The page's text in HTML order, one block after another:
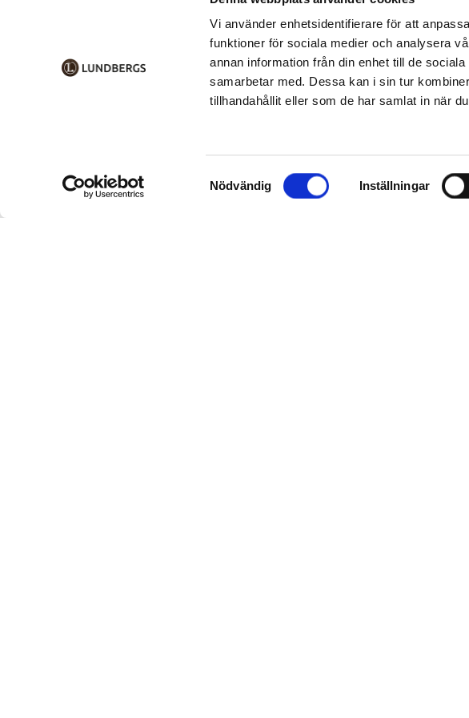
Vi använder enhetsidentifierare för att
funktioner för sociala medier och analysera
annan information från din enhet till de
samarbetar med. Dessa kan i sin tur
tillhandahållit eller som de har samlat in när
Samtyckesval
Nödvändig Inställningar